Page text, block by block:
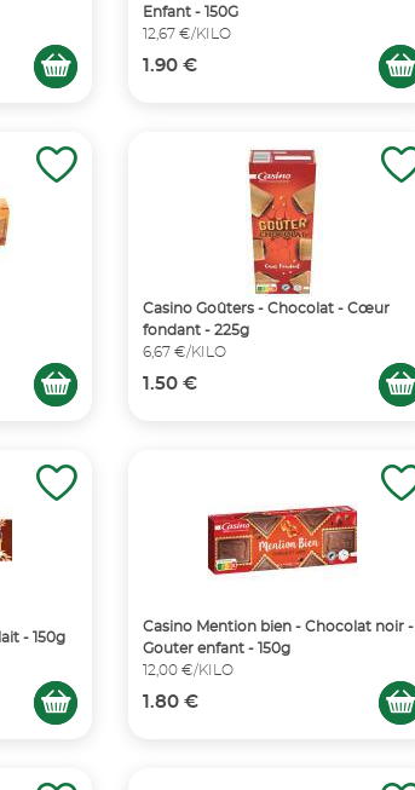
Enfant - 150G
12,67 €/KILO
1.90 €
Casino Goûters - Chocolat - Cœur
fondant - 225g
6,67 €/KILO
1.50 €
- 150g
Casino Mention bien - Chocolat noir -
Gouter enfant - 150g
12,00 €/KILO
1.80 €